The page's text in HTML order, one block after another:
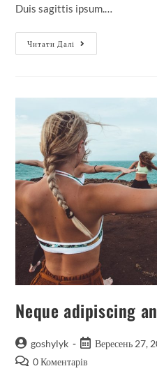
Duis sagittis ipsum.…
Читати Далі
Neque adipiscing
goshylyk Вересень 27,
0 Коментарів